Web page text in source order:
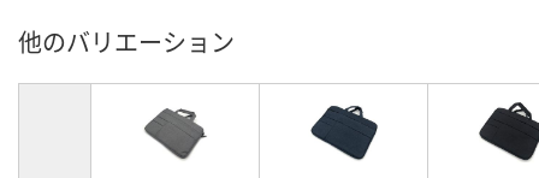
他のバリエーション